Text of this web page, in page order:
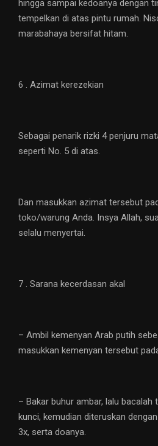
hingga sampai kedoanya dengan
tempelkan di atas pintu rumah.
marabahaya bersifat hitam.
6 . Azimat kerezekian
Sebagai penarik rizki 4 penjuru
seperti No. 5 di atas.
Dan masukkan azimat tersebut
toko/warung Anda. Insya Allah,
selalu menyertai.
7 . Sarana kecerdasan akal
– Ambil kemenyan Arab putih
masukkan kemenyan tersebut
– Bakar buhur ambar, lalu
kunci, kemudian diteruskan
3x, serta doanya.